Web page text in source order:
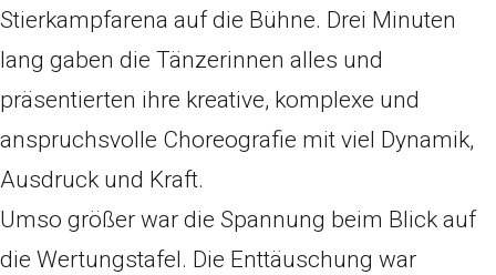
Stierkampfarena auf die Bühne. Drei Minuten
lang gaben die Tänzerinnen alles und
präsentierten ihre kreative, komplexe und
anspruchsvolle Choreografie mit viel Dynamik,
Ausdruck und Kraft.
Umso größer war die Spannung beim Blick auf
die Wertungstafel. Die Enttäuschung war